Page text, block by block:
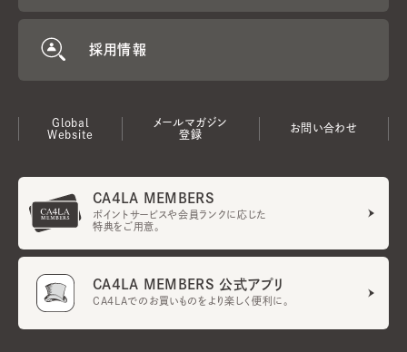
採用情報
Global
Website
メールマガジン
登録
お問い合わせ
CA4LA MEMBERS
ポイントサービスや会員ランクに応じた
特典をご用意。
CA4LA MEMBERS 公式アプリ
CA4LAでのお買いものをより楽しく便利に。